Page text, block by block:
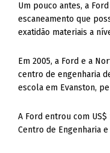
Um pouco antes, a
escaneamento que
exatidão materiais a
Em 2005, a Ford e a
centro de engenharia
escola em Evanston,
A Ford entrou com
Centro de Engenharia